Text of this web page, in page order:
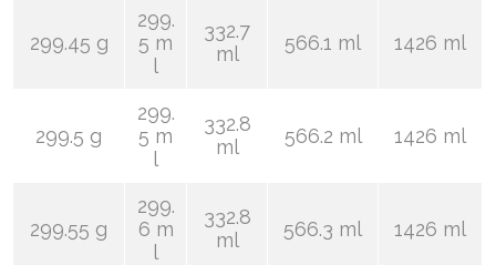
299.45 g
299.
5 m
l
332.7
ml
566.1 ml 1426 ml
299.5 g
299.
5 m
l
332.8
ml
566.2 ml 1426 ml
299.55 g
299.
6 m
l
332.8
ml
566.3 ml 1426 ml